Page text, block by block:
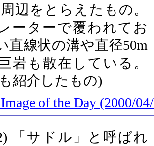
辺をとらえたもの。
ーターで覆われてお
直線状の溝や直径50m
岩も散在している。
紹介したもの)
of the Day (2000/
「サドル」と呼ばれ